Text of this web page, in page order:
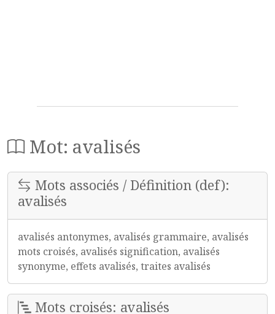
Mot: avalisés
Mots associés / Définition (def):
avalisés
avalisés antonymes, avalisés grammaire, avalisés
mots croisés, avalisés signification, avalisés
synonyme, effets avalisés, traites avalisés
Mots croisés: avalisés